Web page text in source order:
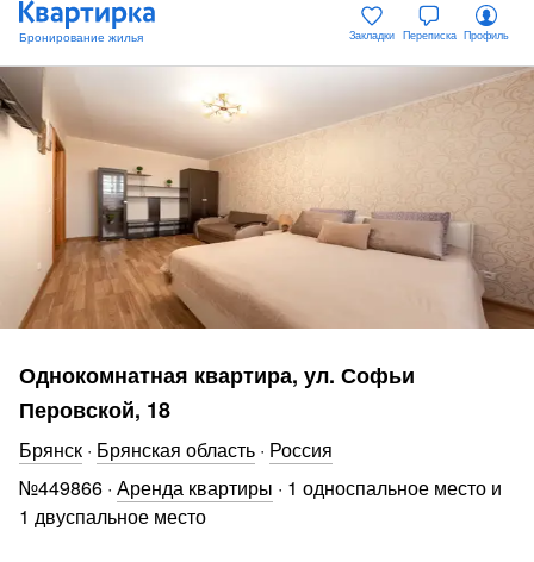
Закладки Переписка Профиль
Однокомнатная квартира, ул. Софьи
Перовской, 18
Брянск · Брянская область · Россия
№449866 · Аренда квартиры · 1 односпальное место и
1 двуспальное место